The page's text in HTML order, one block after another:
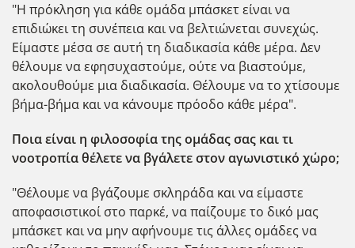
"Η πρόκληση για κάθε ομάδα μπάσκετ είναι να
επιδιώκει τη συνέπεια και να βελτιώνεται συνεχώς.
Είμαστε μέσα σε αυτή τη διαδικασία κάθε μέρα. Δεν
θέλουμε να εφησυχαστούμε, ούτε να βιαστούμε,
ακολουθούμε μια διαδικασία. Θέλουμε να το χτίσουμε
βήμα-βήμα και να κάνουμε πρόοδο κάθε μέρα".
Ποια είναι η φιλοσοφία της ομάδας σας και τι
νοοτροπία θέλετε να βγάλετε στον αγωνιστικό χώρο;
"Θέλουμε να βγάζουμε σκληράδα και να είμαστε
αποφασιστικοί στο παρκέ, να παίζουμε το δικό μας
μπάσκετ και να μην αφήνουμε τις άλλες ομάδες να